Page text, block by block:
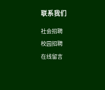
联系我们
社会招聘
校园招聘
在线留言